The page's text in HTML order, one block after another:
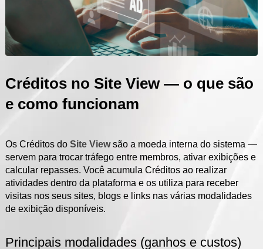
Créditos no Site View — o que são
e como funcionam
Os Créditos do Site Viewsão a moeda interna do sistema —
servem para trocar tráfego entre membros, ativar exibições e
calcular repasses. Você acumula Créditos ao realizar
atividades dentro da plataforma e os utiliza para receber
visitas nos seus sites, blogs e links nas várias modalidades
de exibição disponíveis.
Principais modalidades (ganhos e custos)